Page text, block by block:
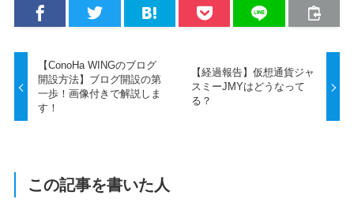
【ConoHa WINGのブログ
開設方法】ブログ開設の第
一歩！画像付きで解説しま
す！
【経過報告】仮想通貨ジャ
スミーJMYはどうなって
る？
この記事を書いた人